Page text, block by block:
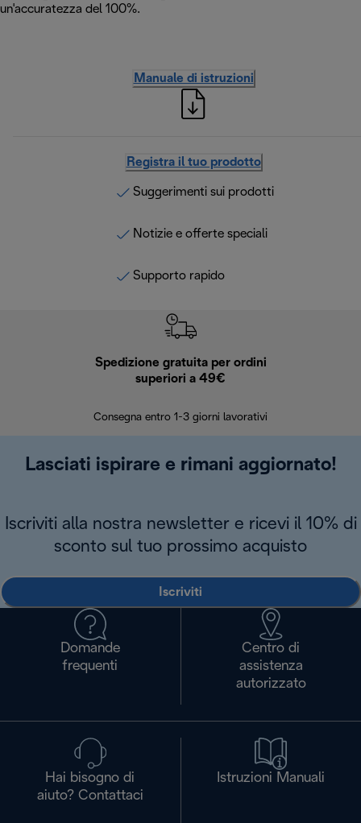
un'accuratezza del 100%.
Manuale di istruzioni
Registra il tuo prodotto
Suggerimenti sui prodotti
Notizie e offerte speciali
Supporto rapido
Spedizione gratuita per ordini
superiori a 49€
Consegna entro 1-3 giorni lavorativi
Lasciati ispirare e rimani aggiornato!
Iscriviti alla nostra newsletter e ricevi il 10% di
sconto sul tuo prossimo acquisto
Iscriviti
Domande
frequenti
Centro di
assistenza
autorizzato
Hai bisogno di
aiuto? Contattaci
Istruzioni Manuali